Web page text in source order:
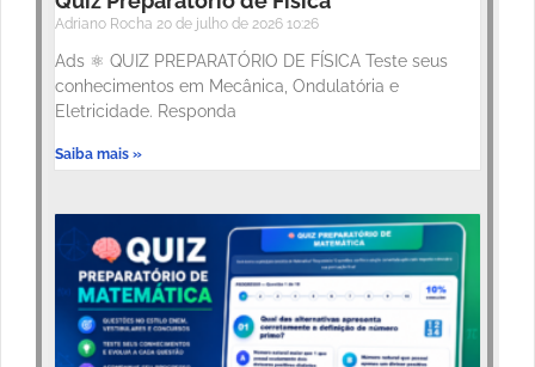
Adriano Rocha 20 de julho de 2026 10:26
Ads ⚛️ QUIZ PREPARATÓRIO DE FÍSICA Teste seus
conhecimentos em Mecânica, Ondulatória e
Eletricidade. Responda
Saiba mais »